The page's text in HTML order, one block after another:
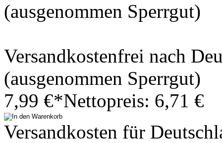
(ausgenommen Sperrgut)
Versandkostenfrei nach
(ausgenommen Sperrgut)
7,99 €*Nettopreis: 6,71 €
Versandkosten für